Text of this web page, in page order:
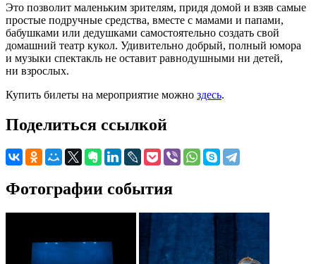
Это позволит маленьким зрителям, придя домой и взяв самые
простые подручные средства, вместе с мамами и папами,
бабушками или дедушками самостоятельно создать свой
домашний театр кукол. Удивительно добрый, полный юмора
и музыки спектакль не оставит равнодушными ни детей,
ни взрослых.
Купить билеты на мероприятие можно здесь.
Поделиться ссылкой
Фотографии события